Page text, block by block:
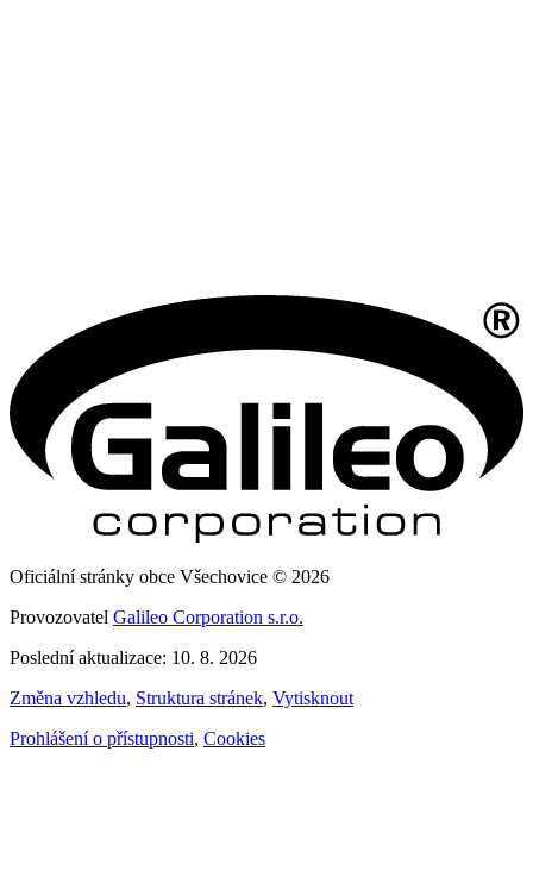
Oficiální stránky obce Všechovice © 2026
Provozovatel Galileo Corporation s.r.o.
Poslední aktualizace: 10. 8. 2026
Změna vzhledu, Struktura stránek, Vytisknout
Prohlášení o přístupnosti, Cookies